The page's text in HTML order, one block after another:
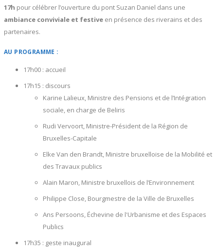
17h pour célébrer l’ouverture du pont Suzan Daniel dans une
ambiance conviviale et festive en présence des riverains et des
partenaires.
AU PROGRAMME :
17h00 : accueil
17h15 : discours
Karine Lalieux, Ministre des Pensions et de l’Intégration
sociale, en charge de Beliris
Rudi Vervoort, Ministre-Président de la Région de
Bruxelles-Capitale
Elke Van den Brandt, Ministre bruxelloise de la Mobilité et
des Travaux publics
Alain Maron, Ministre bruxellois de l’Environnement
Philippe Close, Bourgmestre de la Ville de Bruxelles
Ans Persoons, Échevine de l'Urbanisme et des Espaces
Publics
17h35 : geste inaugural